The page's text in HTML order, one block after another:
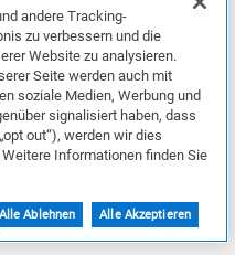
PCs sind, werden alle
mit einem
Zukünftige
Konversionsverhältnis. Alle
Details und
Das Angebot ist in allen
von Russland gültig.
während der Einrichtung
Codes erforderlich.
andere Tracking-
zu verbessern und die
Website zu analysieren.
Seite werden auch mit
soziale Medien, Werbung und
signalisiert haben, dass
out“), werden wir dies
Informationen finden Sie
Alle Ablehnen Alle Akzeptieren